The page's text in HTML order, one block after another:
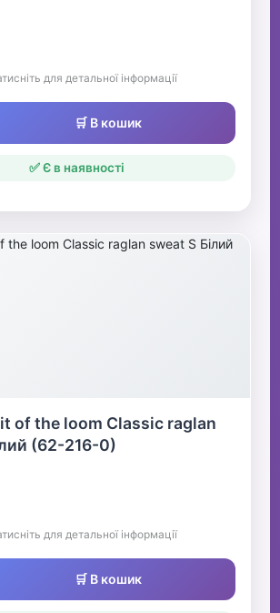
для детальної інформації
🛒 В кошик
✅ Є в наявності
of the loom Classic raglan
(62-216-0)
для детальної інформації
🛒 В кошик